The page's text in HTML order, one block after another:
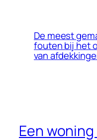
De meest
fouten bij het
van
Een